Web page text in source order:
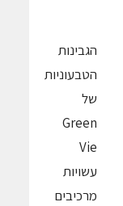
הגבינות
הטבעוניות
של
Green
Vie
עשויות
מרכיבים